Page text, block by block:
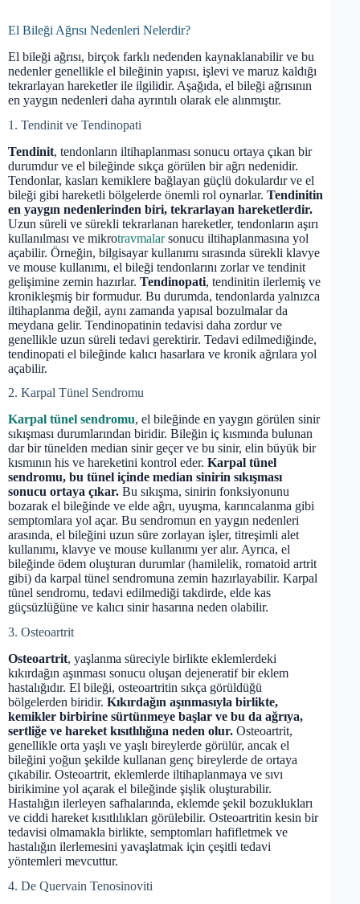
El Bileği Ağrısı Nedenleri Nelerdir?
El bileği ağrısı, birçok farklı nedenden kaynaklanabilir ve bu
nedenler genellikle el bileğinin yapısı, işlevi ve maruz kaldığı
tekrarlayan hareketler ile ilgilidir. Aşağıda, el bileği ağrısının
en yaygın nedenleri daha ayrıntılı olarak ele alınmıştır.
1. Tendinit ve Tendinopati
Tendinit, tendonların iltihaplanması sonucu ortaya çıkan bir
durumdur ve el bileğinde sıkça görülen bir ağrı nedenidir.
Tendonlar, kasları kemiklere bağlayan güçlü dokulardır ve el
bileği gibi hareketli bölgelerde önemli rol oynarlar. Tendinitin
en yaygın nedenlerinden biri, tekrarlayan hareketlerdir.
Uzun süreli ve sürekli tekrarlanan hareketler, tendonların aşırı
kullanılması ve mikrotravmalarsonucu iltihaplanmasına yol
açabilir. Örneğin, bilgisayar kullanımı sırasında sürekli klavye
ve mouse kullanımı, el bileği tendonlarını zorlar ve tendinit
gelişimine zemin hazırlar. Tendinopati, tendinitin ilerlemiş ve
kronikleşmiş bir formudur. Bu durumda, tendonlarda yalnızca
iltihaplanma değil, aynı zamanda yapısal bozulmalar da
meydana gelir. Tendinopatinin tedavisi daha zordur ve
genellikle uzun süreli tedavi gerektirir. Tedavi edilmediğinde,
tendinopati el bileğinde kalıcı hasarlara ve kronik ağrılara yol
açabilir.
2. Karpal Tünel Sendromu
Karpal tünel sendromu, el bileğinde en yaygın görülen sinir
sıkışması durumlarından biridir. Bileğin iç kısmında bulunan
dar bir tünelden median sinir geçer ve bu sinir, elin büyük bir
kısmının his ve hareketini kontrol eder. Karpal tünel
sendromu, bu tünel içinde median sinirin sıkışması
sonucu ortaya çıkar. Bu sıkışma, sinirin fonksiyonunu
bozarak el bileğinde ve elde ağrı, uyuşma, karıncalanma gibi
semptomlara yol açar. Bu sendromun en yaygın nedenleri
arasında, el bileğini uzun süre zorlayan işler, titreşimli alet
kullanımı, klavye ve mouse kullanımı yer alır. Ayrıca, el
bileğinde ödem oluşturan durumlar (hamilelik, romatoid artrit
gibi) da karpal tünel sendromuna zemin hazırlayabilir. Karpal
tünel sendromu, tedavi edilmediği takdirde, elde kas
güçsüzlüğüne ve kalıcı sinir hasarına neden olabilir.
3. Osteoartrit
Osteoartrit, yaşlanma süreciyle birlikte eklemlerdeki
kıkırdağın aşınması sonucu oluşan dejeneratif bir eklem
hastalığıdır. El bileği, osteoartritin sıkça görüldüğü
bölgelerden biridir. Kıkırdağın aşınmasıyla birlikte,
kemikler birbirine sürtünmeye başlar ve bu da ağrıya,
sertliğe ve hareket kısıtlılığına neden olur. Osteoartrit,
genellikle orta yaşlı ve yaşlı bireylerde görülür, ancak el
bileğini yoğun şekilde kullanan genç bireylerde de ortaya
çıkabilir. Osteoartrit, eklemlerde iltihaplanmaya ve sıvı
birikimine yol açarak el bileğinde şişlik oluşturabilir.
Hastalığın ilerleyen safhalarında, eklemde şekil bozuklukları
ve ciddi hareket kısıtlılıkları görülebilir. Osteoartritin kesin bir
tedavisi olmamakla birlikte, semptomları hafifletmek ve
hastalığın ilerlemesini yavaşlatmak için çeşitli tedavi
yöntemleri mevcuttur.
4. De Quervain Tenosinoviti